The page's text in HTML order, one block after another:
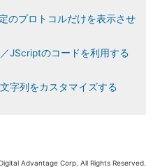
のプロトコルだけを表示させ
JScriptのコードを利用する
字列をカスタマイズする
Advantage Corp. All Rights Reserved.